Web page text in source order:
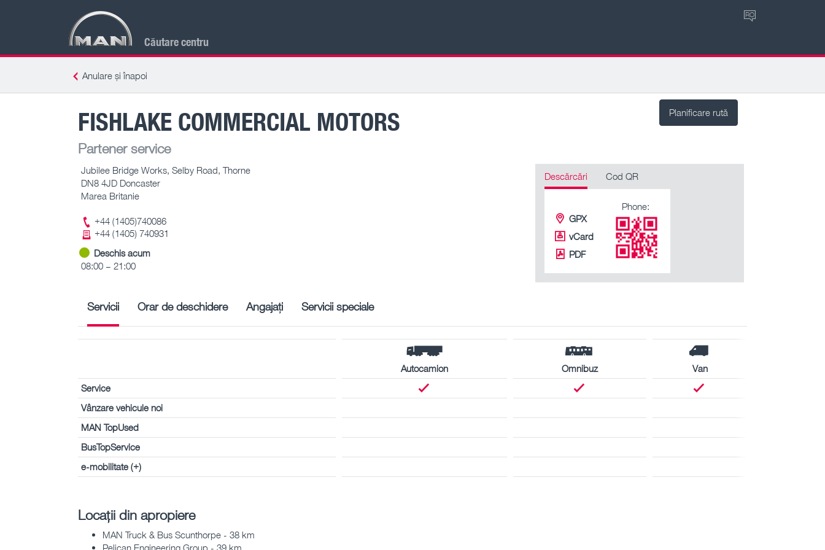
Căutare centru
RO
Anulare și înapoi
Planificare rută
FISHLAKE COMMERCIAL MOTORS
Partener service
Jubilee Bridge Works, Selby Road, Thorne
DN8 4JD Doncaster
Marea Britanie
+44 (1405)740086
+44 (1405) 740931
Deschis acum
08:00 – 21:00
Descărcări Cod QR
GPX
vCard
PDF
Phone:
Servicii Orar de deschidere Angajați Servicii speciale
Autocamion Omnibuz
Van
Service
Vânzare vehicule noi
MAN TopUsed
BusTopService
e-mobilitate (+)
Locații din apropiere
MAN Truck & Bus Scunthorpe - 38 km
Pelican Engineering Group - 39 km